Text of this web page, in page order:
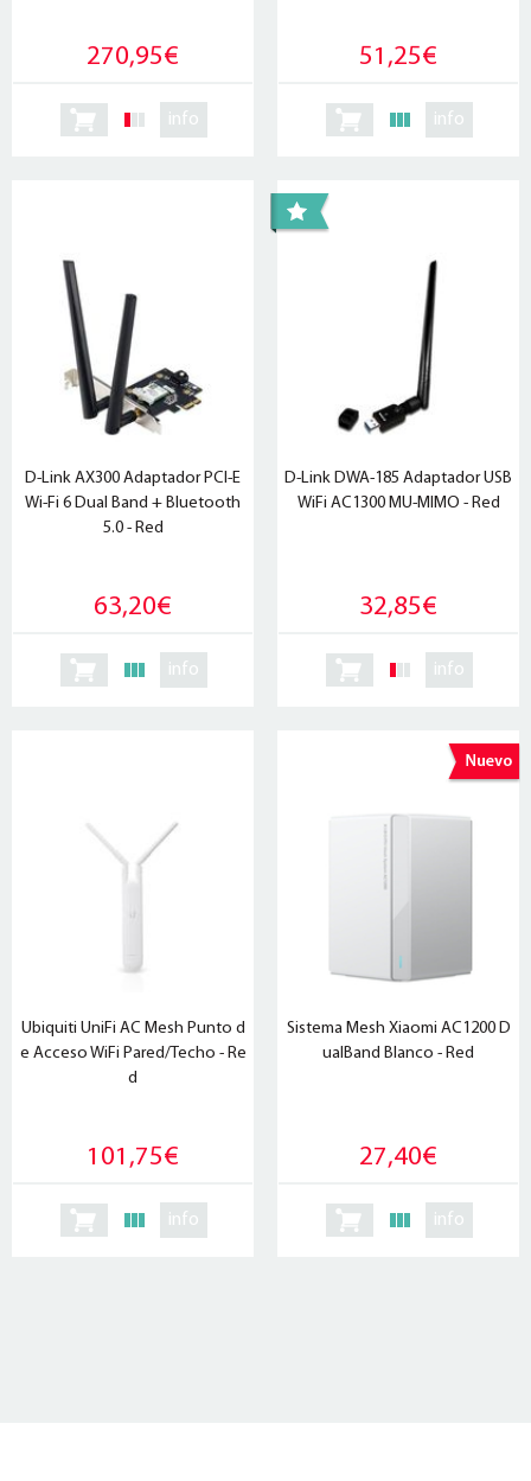
270,95€
info
51,25€
info
D-Link AX300 Adaptador PCI-E
Wi-Fi 6 Dual Band + Bluetooth
5.0 - Red
63,20€
info
D-Link DWA-185 Adaptador USB
WiFi AC1300 MU-MIMO - Red
32,85€
info
Ubiquiti UniFi AC Mesh Punto d
e Acceso WiFi Pared/Techo - Re
d
101,75€
info
Sistema Mesh Xiaomi AC1200 D
ualBand Blanco - Red
27,40€
info